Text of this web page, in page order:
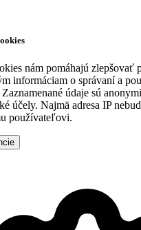
nám pomáhajú zlepšovať
informáciam o správaní a
údaje sú
účely. Najmä adresa IP
používateľovi.